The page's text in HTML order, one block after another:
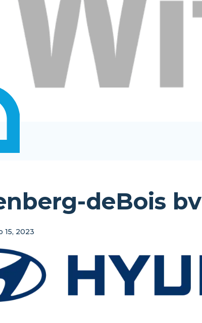
deBois bv
15, 2023